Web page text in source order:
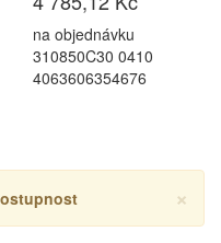
na objednávku
310850C30 0410
4063606354676
×